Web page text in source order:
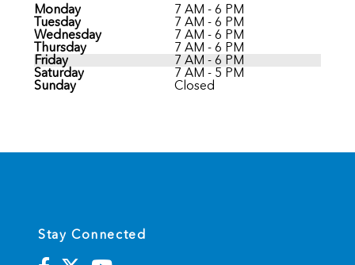
Monday
7 AM - 6 PM
Tuesday
7 AM - 6 PM
Wednesday
7 AM - 6 PM
Thursday
7 AM - 6 PM
Friday
7 AM - 6 PM
Saturday
7 AM - 5 PM
Sunday
Closed
Stay Connected